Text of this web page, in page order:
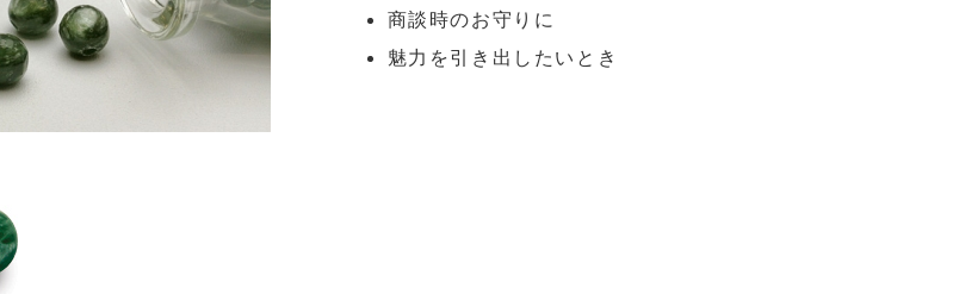
商談時のお守りに
魅力を引き出したいとき